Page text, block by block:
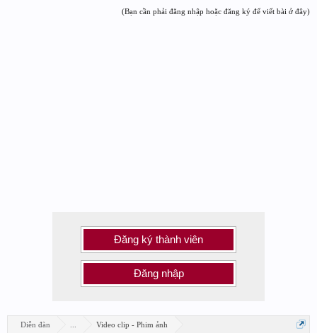
(Bạn cần phải đăng nhập hoặc đăng ký để viết bài ở đây)
Đăng ký thành viên
Đăng nhập
Diễn đàn Video clip - Phim ảnh